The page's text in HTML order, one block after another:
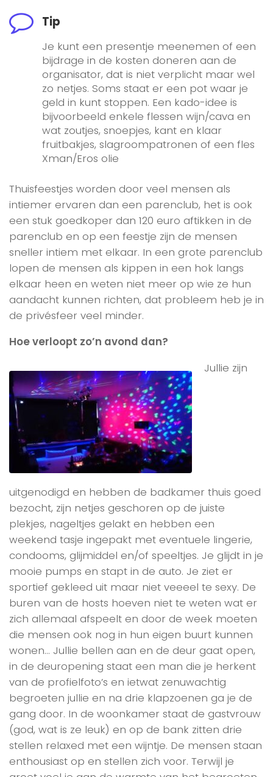
Tip
Je kunt een presentje meenemen of een
bijdrage in de kosten doneren aan de
organisator, dat is niet verplicht maar wel
zo netjes. Soms staat er een pot waar je
geld in kunt stoppen. Een kado-idee is
bijvoorbeeld enkele flessen wijn/cava en
wat zoutjes, snoepjes, kant en klaar
fruitbakjes, slagroompatronen of een fles
Xman/Eros olie
Thuisfeestjes worden door veel mensen als
intiemer ervaren dan een parenclub, het is ook
een stuk goedkoper dan 120 euro aftikken in de
parenclub en op een feestje zijn de mensen
sneller intiem met elkaar. In een grote parenclub
lopen de mensen als kippen in een hok langs
elkaar heen en weten niet meer op wie ze hun
aandacht kunnen richten, dat probleem heb je in
de privésfeer veel minder.
Hoe verloopt zo’n avond dan?
Jullie zijn
uitgenodigd en hebben de badkamer thuis goed
bezocht, zijn netjes geschoren op de juiste
plekjes, nageltjes gelakt en hebben een
weekend tasje ingepakt met eventuele lingerie,
condooms, glijmiddel en/of speeltjes. Je glijdt in je
mooie pumps en stapt in de auto. Je ziet er
sportief gekleed uit maar niet veeeel te sexy. De
buren van de hosts hoeven niet te weten wat er
zich allemaal afspeelt en door de week moeten
die mensen ook nog in hun eigen buurt kunnen
wonen… Jullie bellen aan en de deur gaat open,
in de deuropening staat een man die je herkent
van de profielfoto’s en ietwat zenuwachtig
begroeten jullie en na drie klapzoenen ga je de
gang door. In de woonkamer staat de gastvrouw
(god, wat is ze leuk) en op de bank zitten drie
stellen relaxed met een wijntje. De mensen staan
enthousiast op en stellen zich voor. Terwijl je